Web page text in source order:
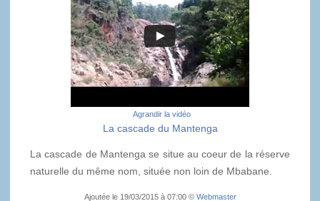
Agrandir la vidéo
La cascade du Mantenga
La cascade de Mantenga se situe au coeur de la réserve
naturelle du même nom, située non loin de Mbabane.
Ajoutée le 19/03/2015 à 07:00 © Webmaster